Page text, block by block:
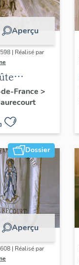
Aperçu
| Réalisé par
Vierge à
France >
Dossier
Aperçu
| Réalisé par